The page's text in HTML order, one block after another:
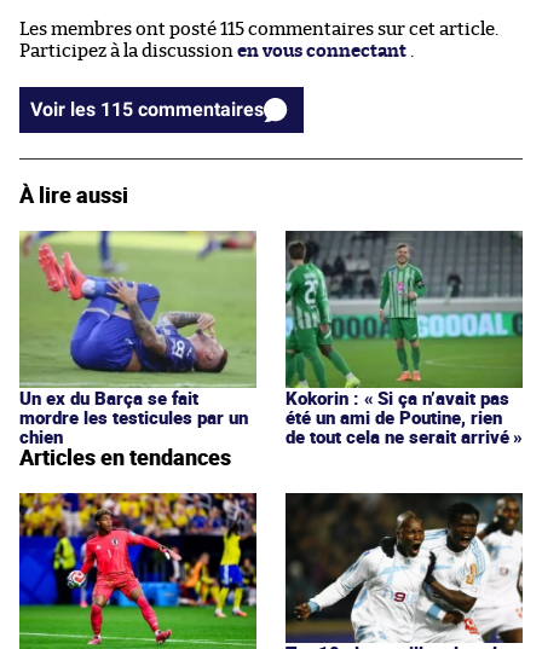
Les membres ont posté 115 commentaires sur cet article.
Participez à la discussion en vous connectant
Voir les 115 commentaires
À lire aussi
Un ex du Barça se fait
mordre les testicules par un
chien
Kokorin : « Si ça n’avait pas
été un ami de Poutine, rien
de tout cela ne serait arrivé »
Articles en tendances